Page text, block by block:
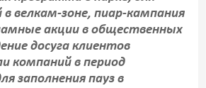
в велкам-зоне, пиар-кампания
акции в общественных
досуга клиентов
компаний в период
заполнения пауз в